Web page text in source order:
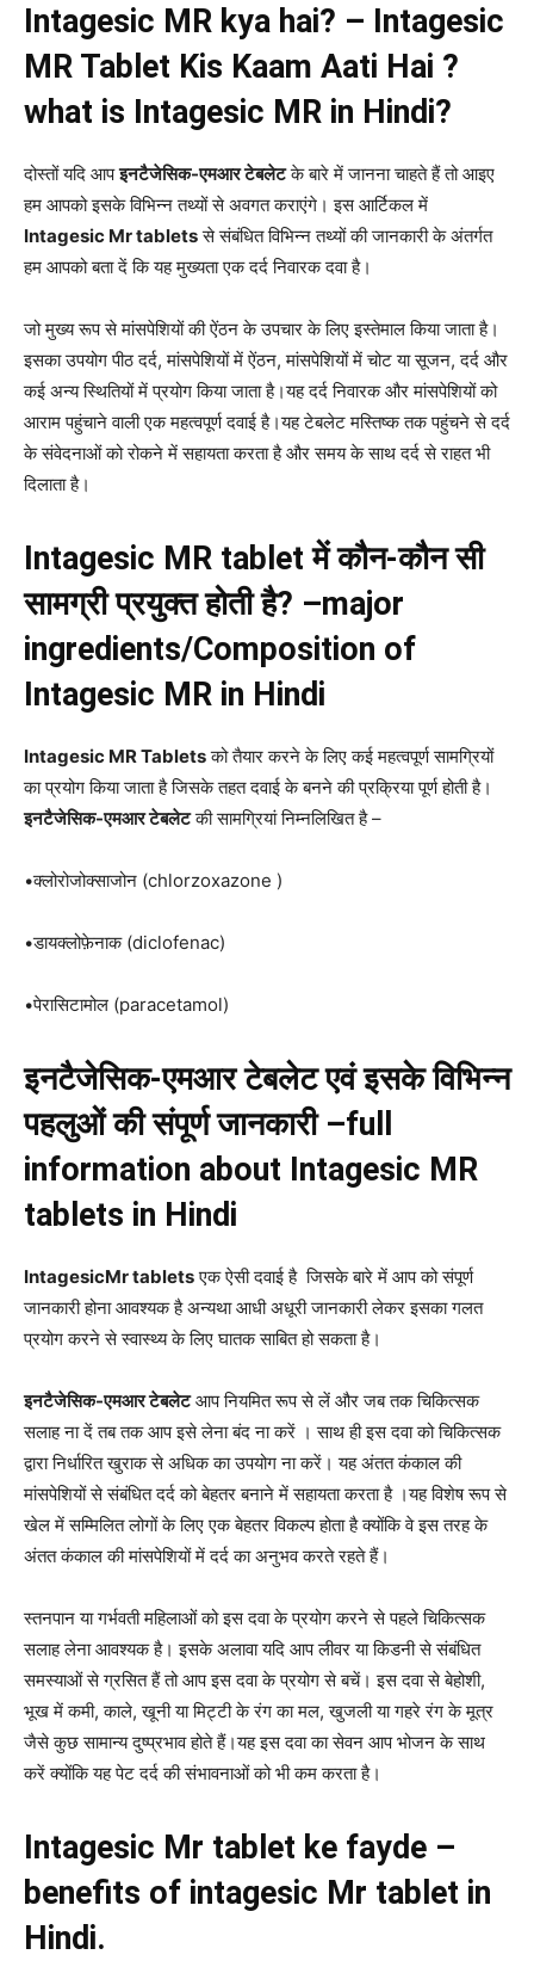
Intagesic MR kya hai? – Intagesic
MR Tablet Kis Kaam Aati Hai ?
what is Intagesic MR in Hindi?
दोस्तों यदि आपइनटैजेसिक-एमआर टेबलेटके बारे में जानना चाहते हैं तो आइए
हम आपको इसके विभिन्न तथ्यों से अवगत कराएंगे। इस आर्टिकल में
Intagesic Mr tabletsसे संबंधित विभिन्न तथ्यों की जानकारी के अंतर्गत
हम आपको बता दें कि यह मुख्यता एक दर्द निवारक दवा है।
जो मुख्य रूप से मांसपेशियों की ऐंठन के उपचार के लिए इस्तेमाल किया जाता है।
इसका उपयोग पीठ दर्द, मांसपेशियों में ऐंठन, मांसपेशियों में चोट या सूजन, दर्द और
कई अन्य स्थितियों में प्रयोग किया जाता है।यह दर्द निवारक और मांसपेशियों को
आराम पहुंचाने वाली एक महत्वपूर्ण दवाई है।यह टेबलेट मस्तिष्क तक पहुंचने से दर्द
के संवेदनाओं को रोकने में सहायता करता है और समय के साथ दर्द से राहत भी
दिलाता है।
Intagesic MR tablet में कौन-कौन सी
सामग्री प्रयुक्त होती है? –major
ingredients/Composition of
Intagesic MR in Hindi
Intagesic MR Tabletsको तैयार करने के लिए कई महत्वपूर्ण सामग्रियों
का प्रयोग किया जाता है जिसके तहत दवाई के बनने की प्रक्रिया पूर्ण होती है।
इनटैजेसिक-एमआर टेबलेटकी सामग्रियां निम्नलिखित है –
•क्लोरोजोक्साजोन (chlorzoxazone )
•डायक्लोफ़ेनाक (diclofenac)
•पेरासिटामोल (paracetamol)
इनटैजेसिक-एमआरटेबलेट एवं इसके विभिन्न
पहलुओं की संपूर्ण जानकारी –full
information about Intagesic MR
tablets in Hindi
IntagesicMr tabletsएक ऐसी दवाई है जिसके बारे में आप को संपूर्ण
जानकारी होना आवश्यक है अन्यथा आधी अधूरी जानकारी लेकर इसका गलत
प्रयोग करने से स्वास्थ्य के लिए घातक साबित हो सकता है।
इनटैजेसिक-एमआर टेबलेटआप नियमित रूप से लें और जब तक चिकित्सक
सलाह ना दें तब तक आप इसे लेना बंद ना करें । साथ ही इस दवा को चिकित्सक
द्वारा निर्धारित खुराक से अधिक का उपयोग ना करें। यह अंतत कंकाल की
मांसपेशियों से संबंधित दर्द को बेहतर बनाने में सहायता करता है ।यह विशेष रूप से
खेल में सम्मिलित लोगों के लिए एक बेहतर विकल्प होता है क्योंकि वे इस तरह के
अंतत कंकाल की मांसपेशियों में दर्द का अनुभव करते रहते हैं।
स्तनपान या गर्भवती महिलाओं को इस दवा के प्रयोग करने से पहले चिकित्सक
सलाह लेना आवश्यक है। इसके अलावा यदि आप लीवर या किडनी से संबंधित
समस्याओं से ग्रसित हैं तो आप इस दवा के प्रयोग से बचें। इस दवा से बेहोशी,
भूख में कमी, काले, खूनी या मिट्टी के रंग का मल, खुजली या गहरे रंग के मूत्र
जैसे कुछ सामान्य दुष्प्रभाव होते हैं।यह इस दवा का सेवन आप भोजन के साथ
करें क्योंकि यह पेट दर्द की संभावनाओं को भी कम करता है।
Intagesic Mr tablet ke fayde –
benefits of intagesic Mr tablet in
Hindi.